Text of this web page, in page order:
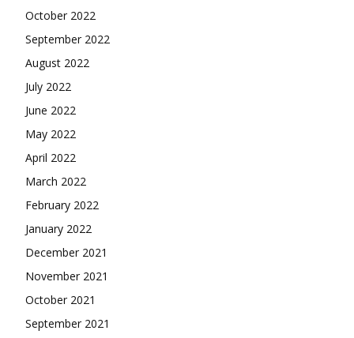
October 2022
September 2022
August 2022
July 2022
June 2022
May 2022
April 2022
March 2022
February 2022
January 2022
December 2021
November 2021
October 2021
September 2021